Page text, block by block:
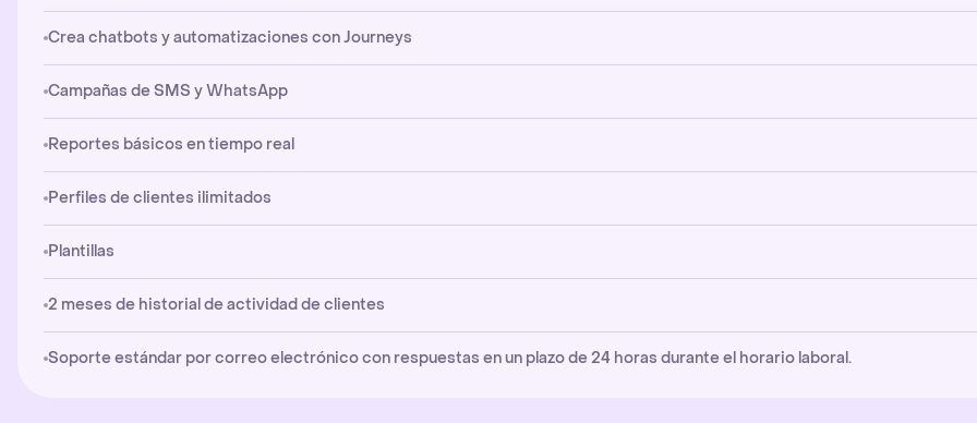
Crea chatbots y automatizaciones con Journeys
Campañas de SMS y WhatsApp
Reportes básicos en tiempo real
Perfiles de clientes ilimitados
Plantillas
2 meses de historial de actividad de clientes
Soporte estándar por correo electrónico con respuestas en un plazo de 24 horas durante el horario laboral.